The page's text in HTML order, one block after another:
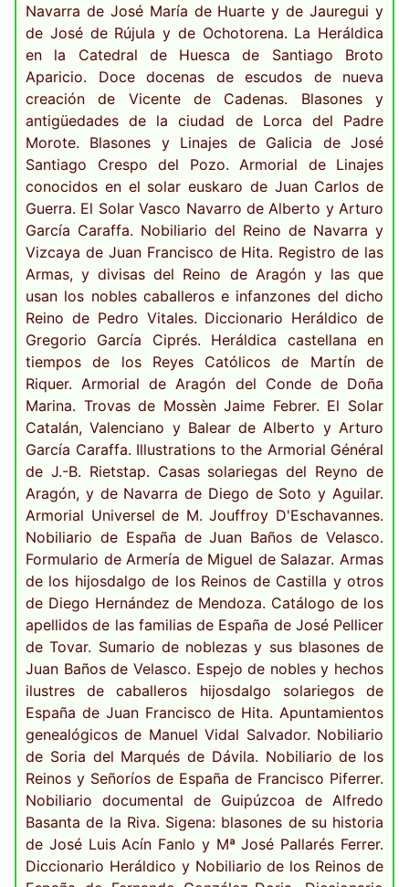
Navarra de José María de Huarte y de Jauregui y
de José de Rújula y de Ochotorena. La Heráldica
en la Catedral de Huesca de Santiago Broto
Aparicio. Doce docenas de escudos de nueva
creación de Vicente de Cadenas. Blasones y
antigüedades de la ciudad de Lorca del Padre
Morote. Blasones y Linajes de Galicia de José
Santiago Crespo del Pozo. Armorial de Linajes
conocidos en el solar euskaro de Juan Carlos de
Guerra. El Solar Vasco Navarro de Alberto y Arturo
García Caraffa. Nobiliario del Reino de Navarra y
Vizcaya de Juan Francisco de Hita. Registro de las
Armas, y divisas del Reino de Aragón y las que
usan los nobles caballeros e infanzones del dicho
Reino de Pedro Vitales. Diccionario Heráldico de
Gregorio García Ciprés. Heráldica castellana en
tiempos de los Reyes Católicos de Martín de
Riquer. Armorial de Aragón del Conde de Doña
Marina. Trovas de Mossèn Jaime Febrer. El Solar
Catalán, Valenciano y Balear de Alberto y Arturo
García Caraffa. Illustrations to the Armorial Général
de J.-B. Rietstap. Casas solariegas del Reyno de
Aragón, y de Navarra de Diego de Soto y Aguilar.
Armorial Universel de M. Jouffroy D'Eschavannes.
Nobiliario de España de Juan Baños de Velasco.
Formulario de Armería de Miguel de Salazar. Armas
de los hijosdalgo de los Reinos de Castilla y otros
de Diego Hernández de Mendoza. Catálogo de los
apellidos de las familias de España de José Pellicer
de Tovar. Sumario de noblezas y sus blasones de
Juan Baños de Velasco. Espejo de nobles y hechos
ilustres de caballeros hijosdalgo solariegos de
España de Juan Francisco de Hita. Apuntamientos
genealógicos de Manuel Vidal Salvador. Nobiliario
de Soria del Marqués de Dávila. Nobiliario de los
Reinos y Señoríos de España de Francisco Piferrer.
Nobiliario documental de Guipúzcoa de Alfredo
Basanta de la Riva. Sigena: blasones de su historia
de José Luis Acín Fanlo y Mª José Pallarés Ferrer.
Diccionario Heráldico y Nobiliario de los Reinos de